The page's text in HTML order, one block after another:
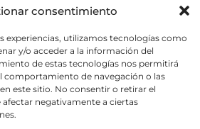
consentimiento
experiencias, utilizamos tecnologías como
y/o acceder a la información del
de estas tecnologías nos permitirá
comportamiento de navegación o las
este sitio. No consentir o retirar el
negativamente a ciertas
CONTACTO
MÁS VOTADAS
MEJORES OBRAS
AVANZADA DE OBRAS